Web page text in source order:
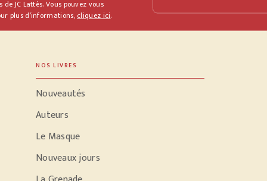
JC Lattès. Vous pouvez vous
plus d’informations,cliquez ici.
NOS LIVRES
Nouveautés
Auteurs
Le Masque
Nouveaux jours